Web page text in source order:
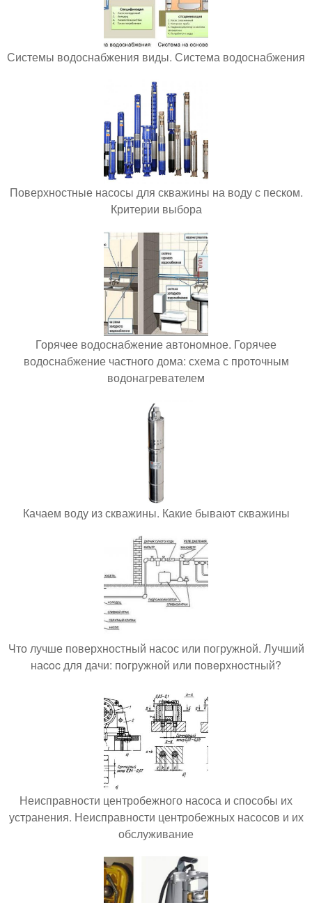
Системы водоснабжения виды. Система водоснабжения
Поверхностные насосы для скважины на воду с песком.
Критерии выбора
Горячее водоснабжение автономное. Горячее
водоснабжение частного дома: схема с проточным
водонагревателем
Качаем воду из скважины. Какие бывают скважины
Что лучше поверхностный насос или погружной. Лучший
наcoc для дачи: пoгружнoй или пoвeрхнocтный?
Неисправности центробежного насоса и способы их
устранения. Неисправности центробежных насосов и их
обслуживание